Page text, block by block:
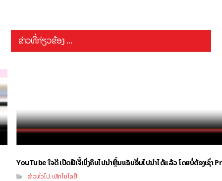
ຂ່າວທີ່ກ່ຽວຂ້ອງ ...
YouTube ໃຈດີ ເປີດຟີເຈີ້ເບິ່ງຄິບໄປນຳຫຼິ້ນແອັບອື່ນໄປນຳໄດ້ແລ້ວ ໂດຍບໍ່ຕ້ອງເຊົ່າ
ຂ່າວທົ່ວໄປ,ເທັກໂນໂລຢີ